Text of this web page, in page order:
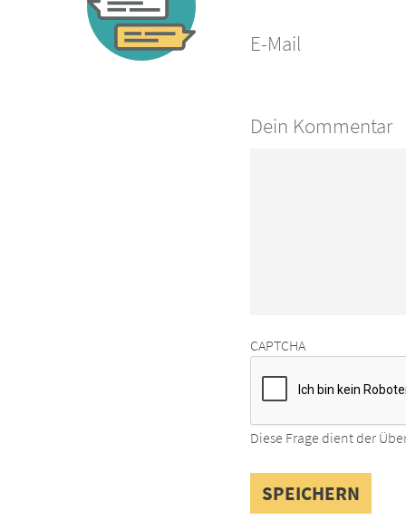
E-Mail
Dein Kommentar
CAPTCHA
Diese Frage dient der